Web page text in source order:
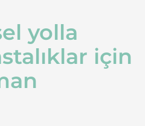
yolla
için